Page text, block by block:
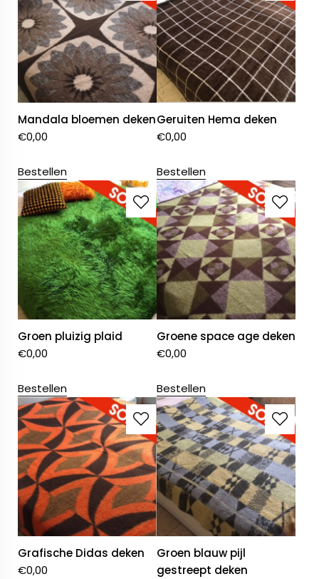
Mandala bloemen deken
€0,00
Bestellen
Geruiten Hema deken
€0,00
Bestellen
Groen pluizig plaid
€0,00
Bestellen
Groene space age deken
€0,00
Bestellen
Grafische Didas deken
€0,00
Groen blauw pijl
gestreept deken